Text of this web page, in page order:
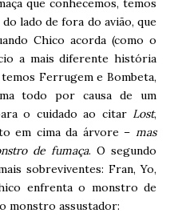
que conhecemos, temos
lado de fora do avião, que
Chico acorda (como o
a mais diferente história
Ferrugem e Bombeta,
todo por causa de um
o cuidado ao citar Lost,
em cima da árvore – mas
de fumaça. O segundo
sobreviventes: Fran, Yo,
enfrenta o monstro de
monstro assustador: